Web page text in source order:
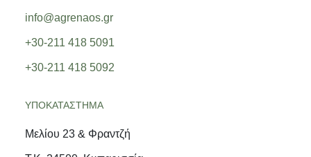
info@agrenaos.gr
+30-211 418 5091
+30-211 418 5092
ΥΠΟΚΑΤΑΣΤΗΜΑ
Μελίου 23 & Φραντζή